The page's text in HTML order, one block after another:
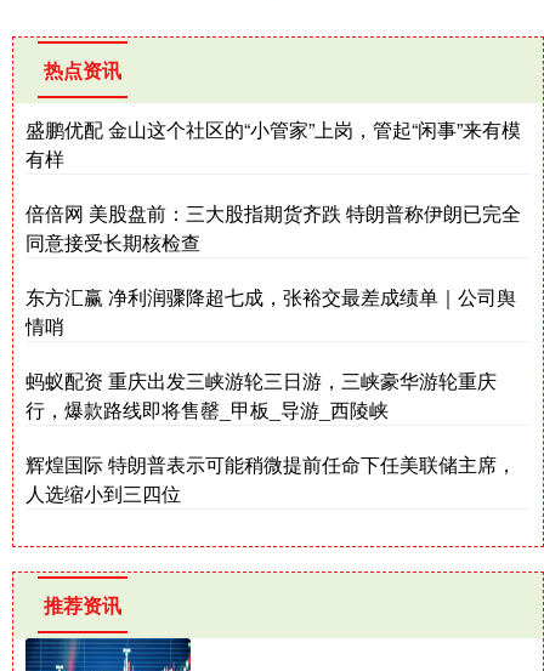
热点资讯
盛鹏优配 金山这个社区的“小管家”上岗，管起“闲事”来有模
有样
倍倍网 美股盘前：三大股指期货齐跌 特朗普称伊朗已完全
同意接受长期核检查
东方汇赢 净利润骤降超七成，张裕交最差成绩单｜公司舆
情哨
蚂蚁配资 重庆出发三峡游轮三日游，三峡豪华游轮重庆
行，爆款路线即将售罄_甲板_导游_西陵峡
辉煌国际 特朗普表示可能稍微提前任命下任美联储主席，
人选缩小到三四位
推荐资讯